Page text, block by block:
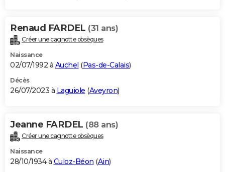
Renaud FARDEL (31 ans)
Créer une cagnotte obsèques
Naissance
02/07/1992 à Auchel (Pas-de-Calais)
Décès
26/07/2023 à Laguiole (Aveyron)
Jeanne FARDEL (88 ans)
Créer une cagnotte obsèques
Naissance
28/10/1934 à Culoz-Béon (Ain)